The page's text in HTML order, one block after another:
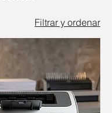
Filtrar y ordenar